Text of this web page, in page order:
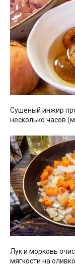
Сушеный инжир
несколько часов
Лук и морковь
мягкости на